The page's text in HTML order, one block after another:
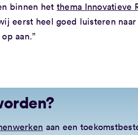
binnen het thema Innovatieve
eerst heel goed luisteren
aan.”
aan een